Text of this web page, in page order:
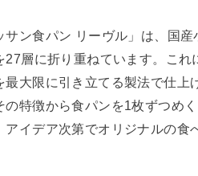
サン食パン リーヴル」は、国
27層に折り重ねています。こ
最大限に引き立てる製法で仕
の特徴から食パンを1枚ずつめ
アイデア次第でオリジナルの食